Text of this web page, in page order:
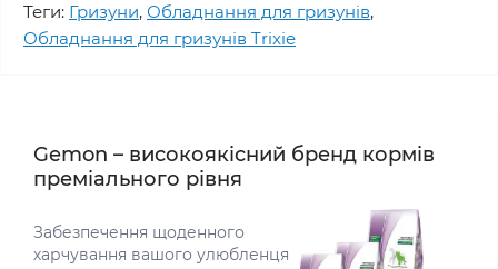
Теги: Гризуни, Обладнання для гризунів,
Обладнання для гризунів Trixie
Gemon – високоякісний бренд кормів
преміального рівня
Забезпечення щоденного
харчування вашого улюбленця